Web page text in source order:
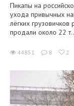
Пикапы на
ухода привычных
лёгких
продали около 22
44851 8 2